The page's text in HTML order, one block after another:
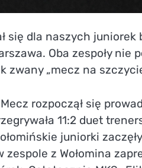
się dla naszych juniorek
Oba zespoły nie
zwany „mecz na
rozpoczął się
11:2 duet
juniorki
z Wołomina